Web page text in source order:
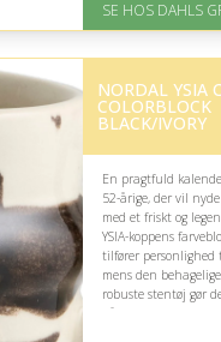
Levering: 2-3
Fremragende
SE HOS DAHLS
NORDAL YSIA
COLORBLOCK
BLACK/IVORY
En pragtfuld
52-årige, der vil
med et friskt og
YSIA-koppens
tilfører personlighed
mens den
robuste stentøj gør
både varme og kolde